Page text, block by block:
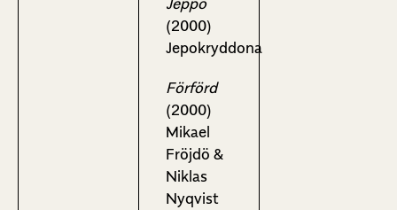
Jeppo
(2000)
Jepokryddona
Förförd
(2000)
Mikael
Fröjdö &
Niklas
Nyqvist